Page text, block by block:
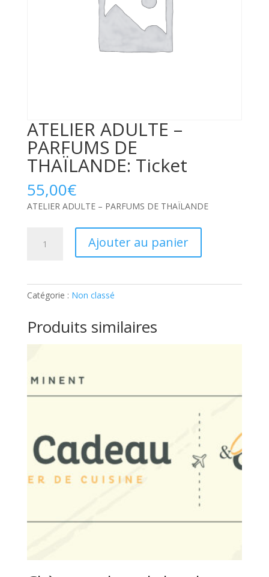
ATELIER ADULTE –
PARFUMS DE
THAÏLANDE: Ticket
55,00€
ATELIER ADULTE – PARFUMS DE THAÏLANDE
PARFUMS
THAÏLANDE:
Ticket
Ajouter au panier
Catégorie : Non classé
Produits similaires